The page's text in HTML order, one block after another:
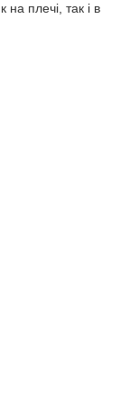
на плечі, так і в